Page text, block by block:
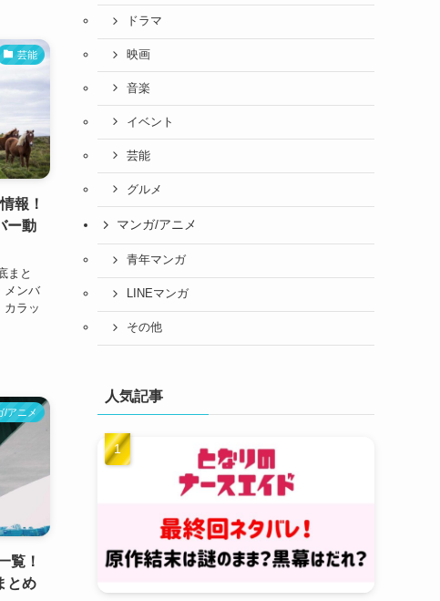
芸能
報！
ー動
まと
メンバ
カラッ
/アニメ
覧！
とめ
ドラマ
映画
音楽
イベント
芸能
グルメ
マンガ/アニメ
青年マンガ
LINEマンガ
その他
人気記事